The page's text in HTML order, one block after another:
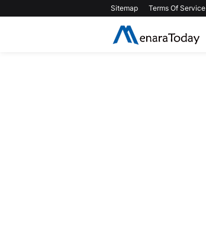
Sitemap Terms Of Service